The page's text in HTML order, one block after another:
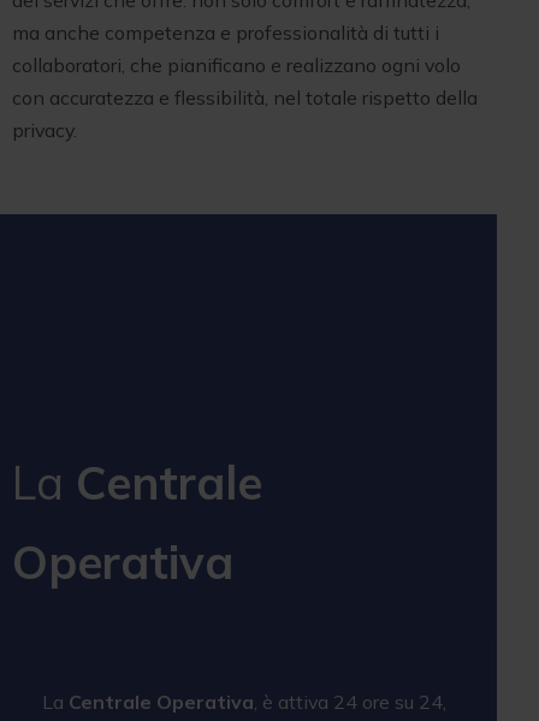
ma anche competenza e professionalità di tutti i
collaboratori, che pianificano e realizzano ogni volo
con accuratezza e flessibilità, nel totale rispetto della
privacy.
La Centrale
Operativa
La Centrale Operativa, è attiva 24 ore su 24,